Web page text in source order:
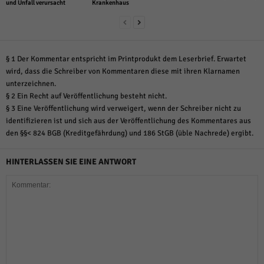
und Unfall verursacht
Krankenhaus
§ 1 Der Kommentar entspricht im Printprodukt dem Leserbrief. Erwartet
wird, dass die Schreiber von Kommentaren diese mit ihren Klarnamen
unterzeichnen.
§ 2 Ein Recht auf Veröffentlichung besteht nicht.
§ 3 Eine Veröffentlichung wird verweigert, wenn der Schreiber nicht zu
identifizieren ist und sich aus der Veröffentlichung des Kommentares aus
den §§< 824 BGB (Kreditgefährdung) und 186 StGB (üble Nachrede) ergibt.
HINTERLASSEN SIE EINE ANTWORT